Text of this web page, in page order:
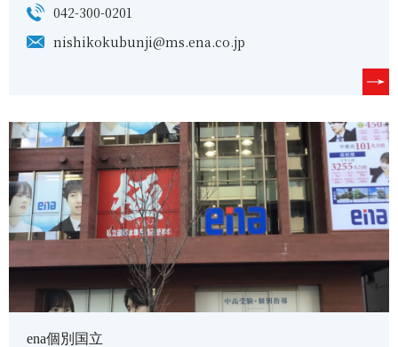
042-300-0201
nishikokubunji@ms.ena.co.jp
ena個別国立